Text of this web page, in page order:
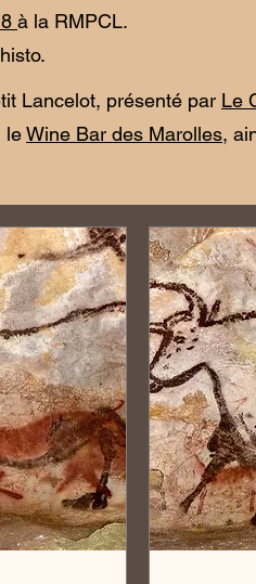
à la RMPCL.
Lancelot, présenté par Le
leWine Bar des Marolles,